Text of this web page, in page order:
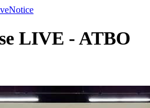
Notice
LIVE - ATBO